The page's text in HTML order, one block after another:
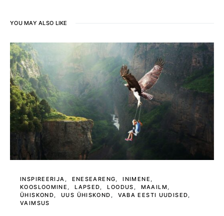
YOU MAY ALSO LIKE
INSPIREERIJA ENESEARENG
INIMENE
KOOSLOOMINE
LAPSED LOODUS
MAAILM
ÜHISKOND
UUS ÜHISKOND
VABA EESTI UUDISED
VAIMSUS